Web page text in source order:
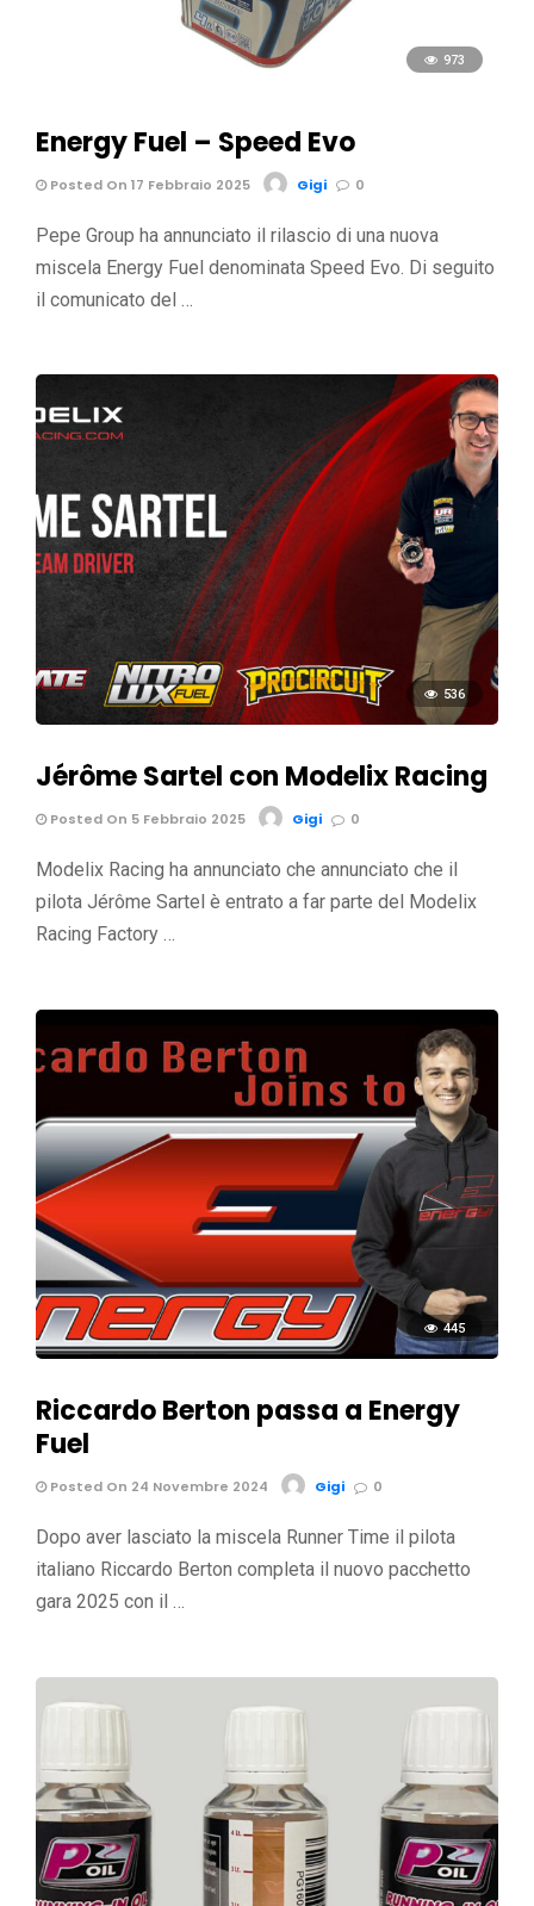
973
Energy Fuel – Speed Evo
Posted On 17 Febbraio 2025 Gigi 0
Pepe Group ha annunciato il rilascio di una nuova
miscela Energy Fuel denominata Speed Evo. Di seguito
il comunicato del …
536
Jérôme Sartel con Modelix Racing
Posted On 5 Febbraio 2025 Gigi 0
Modelix Racing ha annunciato che annunciato che il
pilota Jérôme Sartel è entrato a far parte del Modelix
Racing Factory …
445
Riccardo Berton passa a Energy
Fuel
Posted On 24 Novembre 2024 Gigi 0
Dopo aver lasciato la miscela Runner Time il pilota
italiano Riccardo Berton completa il nuovo pacchetto
gara 2025 con il …